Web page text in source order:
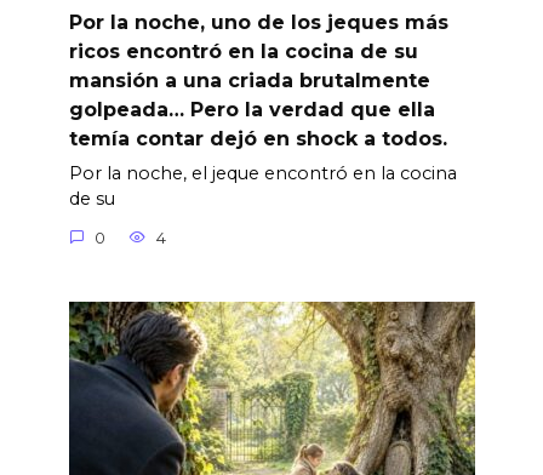
Por la noche, uno de los jeques más
ricos encontró en la cocina de su
mansión a una criada brutalmente
golpeada… Pero la verdad que ella
temía contar dejó en shock a todos.
Por la noche, el jeque encontró en la cocina
de su
0 4